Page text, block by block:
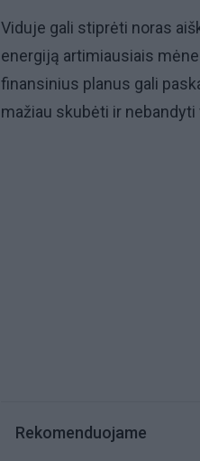
Viduje gali stiprėti noras
energiją artimiausiais
finansinius planus gali
mažiau skubėti ir
Rekomenduojame